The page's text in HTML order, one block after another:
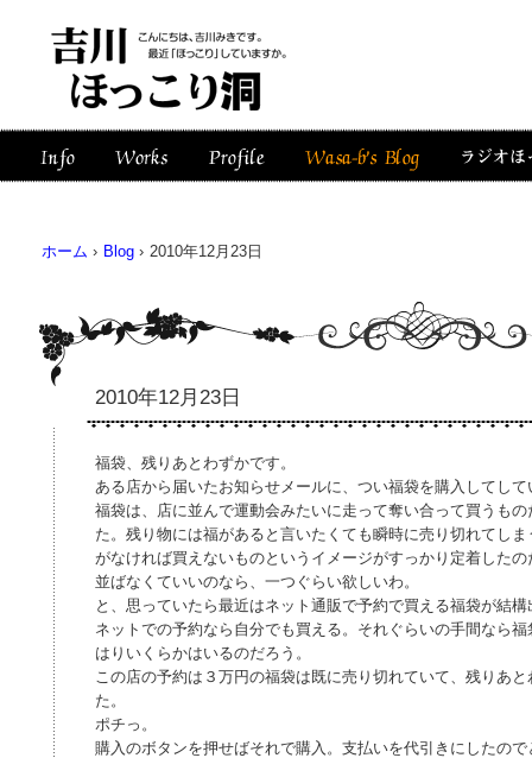
ホーム › Blog › 2010年12月23日
2010年12月23日
福袋、残りあとわずかです。
ある店から届いたお知らせメールに、つい福袋を購入してして
福袋は、店に並んで運動会みたいに走って奪い合って買うも
た。残り物には福があると言いたくても瞬時に売り切れてし
がなければ買えないものというイメージがすっかり定着したの
並ばなくていいのなら、一つぐらい欲しいわ。
と、思っていたら最近はネット通販で予約で買える福袋が結構
ネットでの予約なら自分でも買える。それぐらいの手間なら
はりいくらかはいるのだろう。
この店の予約は３万円の福袋は既に売り切れていて、残りあ
た。
ポチっ。
購入のボタンを押せばそれで購入。支払いを代引きにしたの